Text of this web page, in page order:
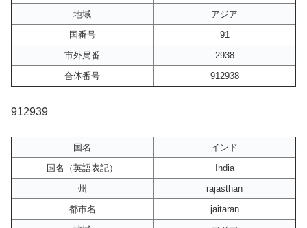
地域
アジア
国番号
91
市外局番
2938
合体番号
912938
912939
国名
インド
国名（英語表記）
India
州
rajasthan
都市名
jaitaran